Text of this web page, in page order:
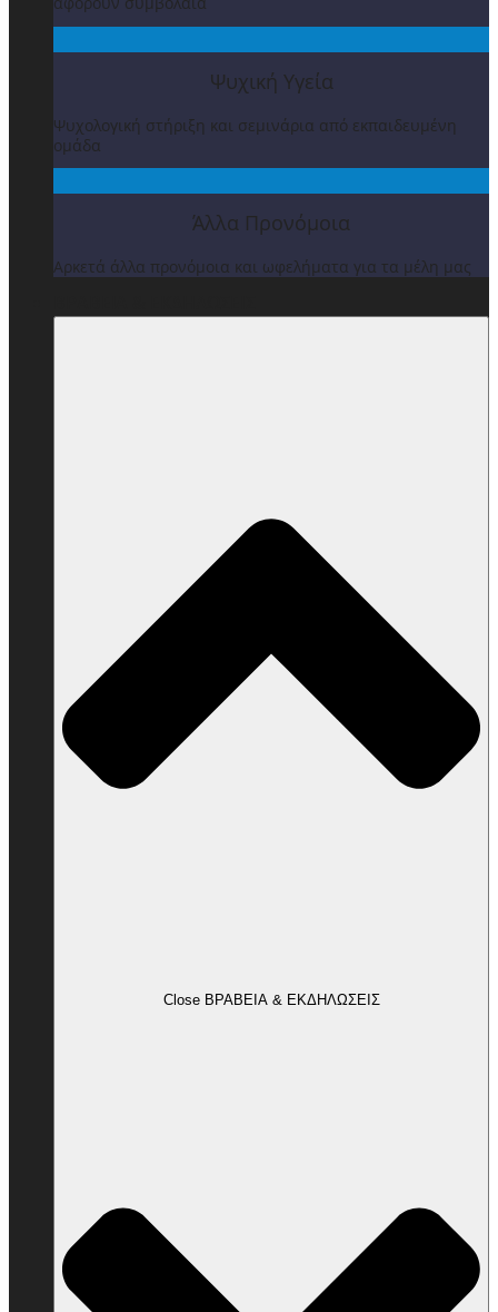
Ψυχική Υγεία
Ψυχολογική στήριξη και σεμινάρια από εκπαιδευμένη
ομάδα
Άλλα Προνόμοια
Αρκετά άλλα προνόμοια και ωφελήματα για τα μέλη μας
Close ΒΡΑΒΕΙΑ & ΕΚΔΗΛΩΣΕΙΣ